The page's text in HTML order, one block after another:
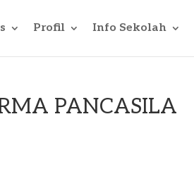
Profil Info Sekolah
PANCASILA